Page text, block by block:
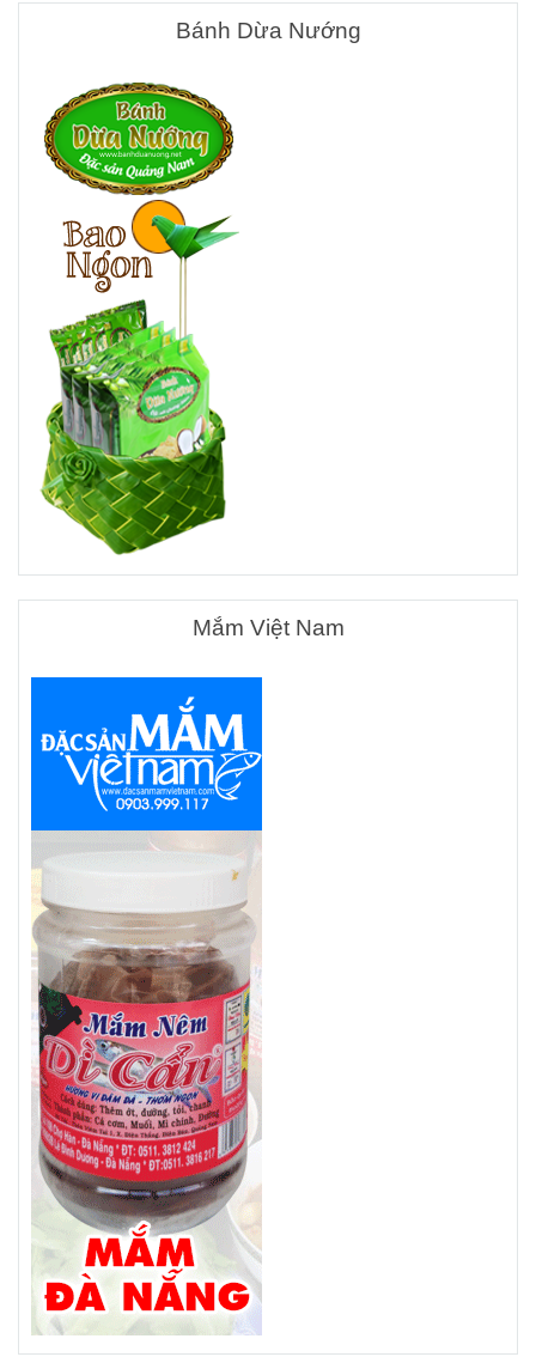
Bánh Dừa Nướng
Mắm Việt Nam